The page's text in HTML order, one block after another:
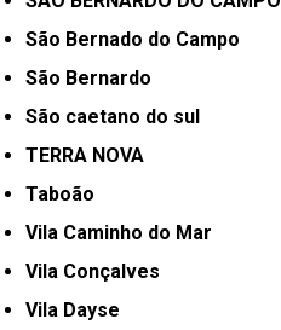
São Bernado do Campo
São Bernardo
São caetano do sul
TERRA NOVA
Taboão
Vila Caminho do Mar
Vila Conçalves
Vila Dayse